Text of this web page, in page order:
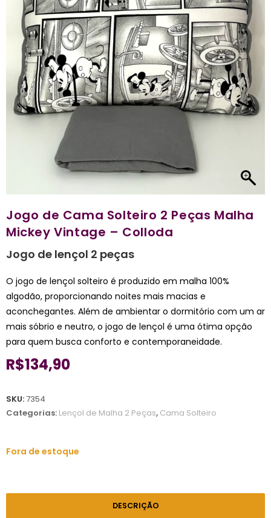
Jogo de Cama Solteiro 2 Peças Malha
Mickey Vintage – Colloda
Jogo de lençol 2 peças
O jogo de lençol solteiro é produzido em malha 100%
algodão, proporcionando noites mais macias e
aconchegantes. Além de ambientar o dormitório com um ar
mais sóbrio e neutro, o jogo de lençol é uma ótima opção
para quem busca conforto e contemporaneidade.
R$134,90
SKU:7354
Categorias: Lençol de Malha 2 Peças, Cama Solteiro
Fora de estoque
DESCRIÇÃO